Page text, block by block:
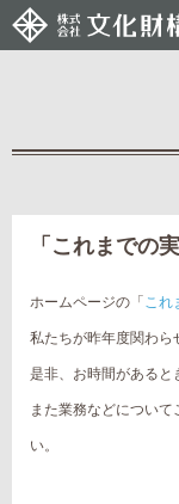
「これまでの
ホームページの「 これ
私たちが昨年度関わら
是非、お時間があると
また業務などについ
い。
Post navigation